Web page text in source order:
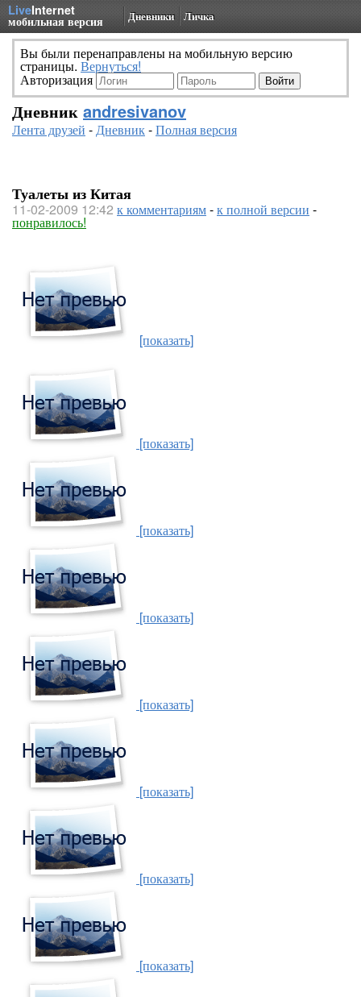
LiveInternet
мобильная версия Дневники Личка
Вы были перенаправлены на мобильную версию
страницы. Вернуться!
Авторизация
Дневник andresivanov
Лента друзей -Дневник-Полная версия
Туалеты из Китая
11-02-2009 12:42 к комментариям-к полной версии -
понравилось!
[показать]
[показать]
[показать]
[показать]
[показать]
[показать]
[показать]
[показать]